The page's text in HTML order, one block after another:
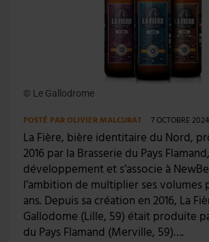
© Le Gallodrome
POSTÉ PAROLIVIER MALCURAT 7 OCTOBRE 2024
La Fière, bière identitaire du Nord,
2016 par la Brasserie du Pays
développement et s’associe à
l’ambition de multiplier ses volumes
ans. Depuis sa création en 2016, La
Gallodome (Lille, 59) était produite
du Pays Flamand (Merville, 59)….